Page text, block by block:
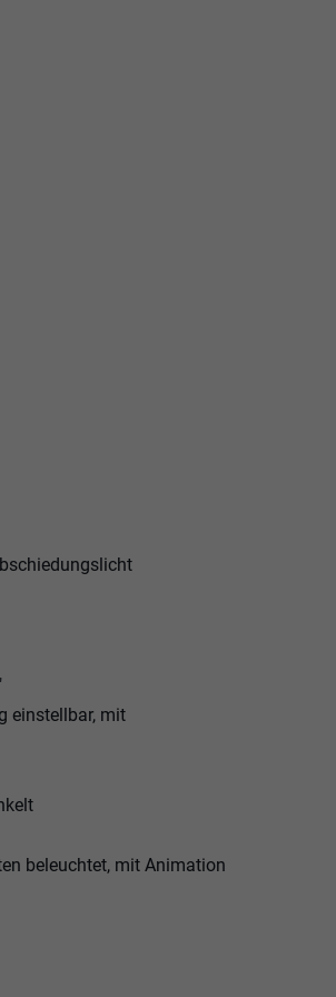
einstellbar, mit
beleuchtet, mit Animation